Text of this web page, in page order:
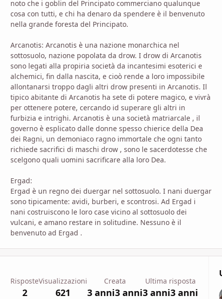
noto che i goblin del Principato commerciano qualunque
cosa con tutti, e chi ha denaro da spendere è il benvenuto
nella grande foresta del Principato.
Arcanotis: Arcanotis è una nazione monarchica nel
sottosuolo, nazione popolata da drow. I drow di Arcanotis
sono legati alla propiria società da incantesimi esoterici e
alchemici, fin dalla nascita, e cioò rende a loro impossibile
allontanarsi troppo dagli altri drow presenti in Arcanotis. Il
tipico abitante di Arcanotis ha sete di potere magico, e vivrà
per ottenere potere, cercando id superare gli altri in
furbizia e intrighi. Arcanotis è una società matriarcale , il
governo è esplicato dalle donne spesso chierice della Dea
dei Ragni, un demoniaco ragno immortale che ogni tanto
richiede sacrifici di maschi drow , sono le sacerdotesse che
scelgono quali uomini sacrificare alla loro Dea.
Ergad:
Ergad è un regno dei duergar nel sottosuolo. I nani duergar
sono tipicamente: avidi, burberi, e scontrosi. Ad Ergad i
nani costruiscono le loro case vicino al sottosuolo dei
vulcani, e amano restare in solitudine. Nessuno è il
benvenuto ad Ergad .
Risposte
2
Visualizzazioni
621
Creata
3 anni3 anni
Ultima risposta
3 anni3 anni